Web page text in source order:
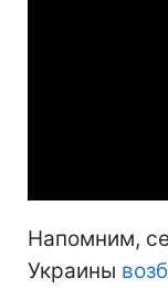
Напомним,
Украины